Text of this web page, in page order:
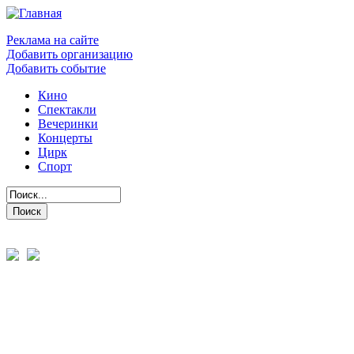
Реклама на сайте
Добавить организацию
Добавить событие
Кино
Спектакли
Вечеринки
Концерты
Цирк
Спорт